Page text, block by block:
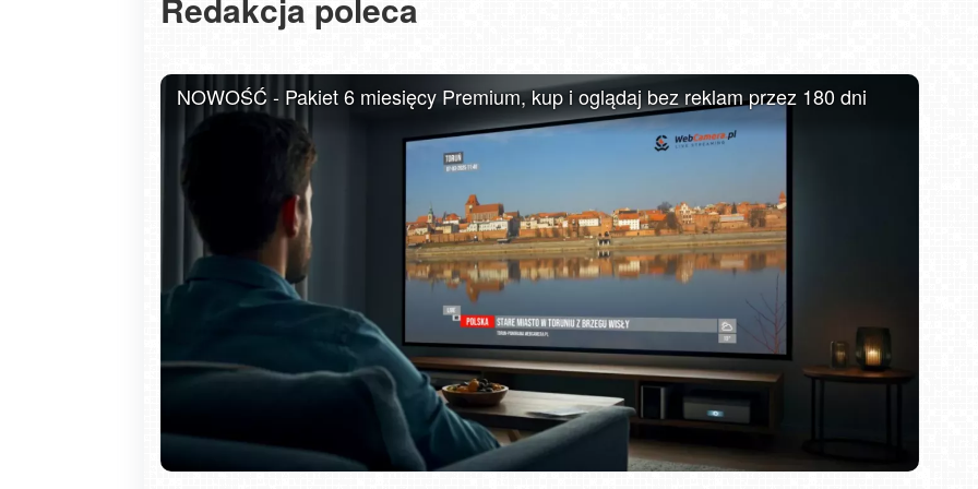
NOWOŚĆ - Pakiet 6 miesięcy Premium, kup i oglądaj bez reklam przez 180 dni
Gdańsk - Brzeźno molo DZIWNÓW - widok na plażę